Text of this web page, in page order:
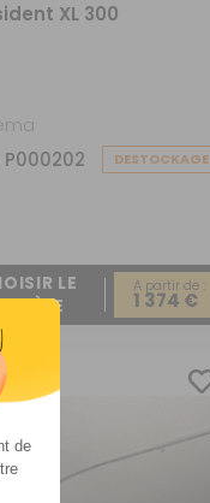
XL 300
P000202
DESTOCKAGE
LE
A partir de :
1 374 €